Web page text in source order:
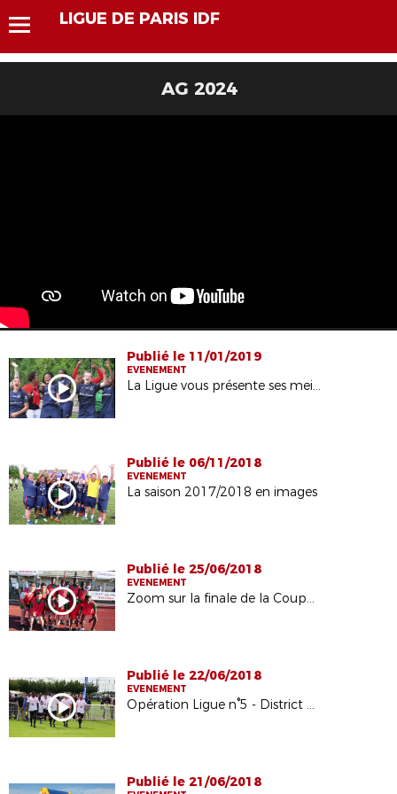
LIGUE DE PARIS IDF
AG 2024
Publié le 11/01/2019
EVENEMENT
La Ligue vous présente ses meilleurs vœux !
Publié le 06/11/2018
EVENEMENT
La saison 2017/2018 en images
Publié le 25/06/2018
EVENEMENT
Zoom sur la finale de la Coupe de Paris Crédit Mutuel Inter-Dom
Publié le 22/06/2018
EVENEMENT
Opération Ligue n°5 - District du Val-d'Oise
Publié le 21/06/2018